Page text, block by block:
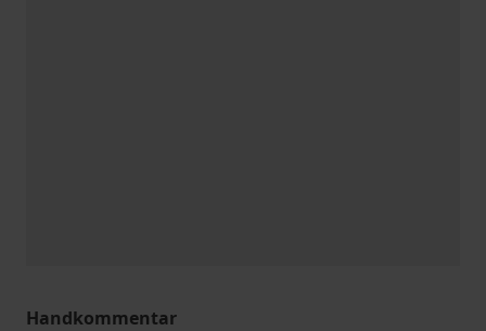
Handkommentar